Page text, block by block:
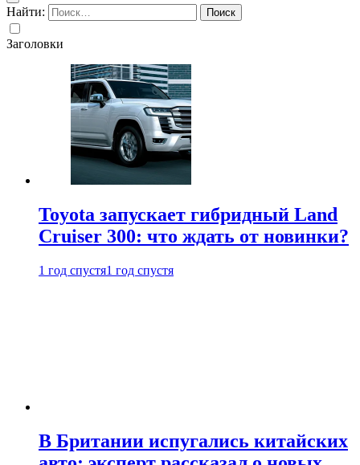
Найти:
Заголовки
Toyota запускает гибридный Land
Cruiser 300: что ждать от новинки?
1 год спустя1 год спустя
В Британии испугались китайских